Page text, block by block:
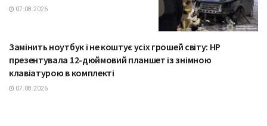
07.08.2026
ТЕХНОЛОГІЇ
Замінить ноутбук і не коштує усіх грошей світу: HP
презентувала 12-дюймовий планшет із знімною
клавіатурою в комплекті
07.08.2026